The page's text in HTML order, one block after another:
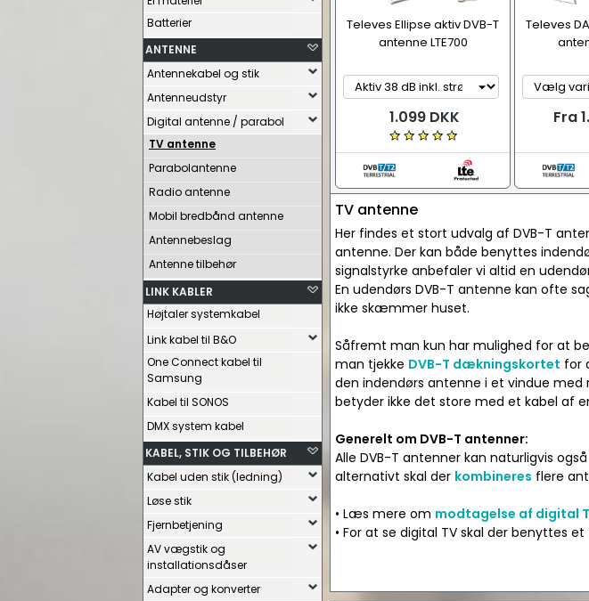
Batterier
ANTENNE
Antennekabel og stik
Antenneudstyr
Digital antenne / parabol
TV antenne
Parabolantenne
Radio antenne
Mobil bredbånd antenne
Antennebeslag
Antenne tilbehør
LINK KABLER
Højtaler systemkabel
Link kabel til B&O
One Connect kabel til
Samsung
Kabel til SONOS
DMX system kabel
KABEL, STIK OG TILBEHØR
Kabel uden stik (ledning)
Løse stik
Fjernbetjening
AV vægstik og
installationsdåser
Adapter og konverter
Televes Ellipse aktiv DVB-T
antenne LTE700
1.099 DKK
Televes
Fra
TV antenne
Her findes et stort udvalg af DVB-T
antenne. Der kan både benyttes
signalstyrke anbefaler vi altid en
En udendørs DVB-T antenne kan ofte
ikke skæmmer huset.
Såfremt man kun har mulighed for at
man tjekke DVB-T dækningskortet for
den indendørs antenne i et vindue
betyder ikke det store med et kabel af
Generelt om DVB-T antenner:
Alle DVB-T antenner kan naturligvis
alternativt skal der kombineres flere
• Læs mere om modtagelse af digital
• For at se digital TV skal der benyttes